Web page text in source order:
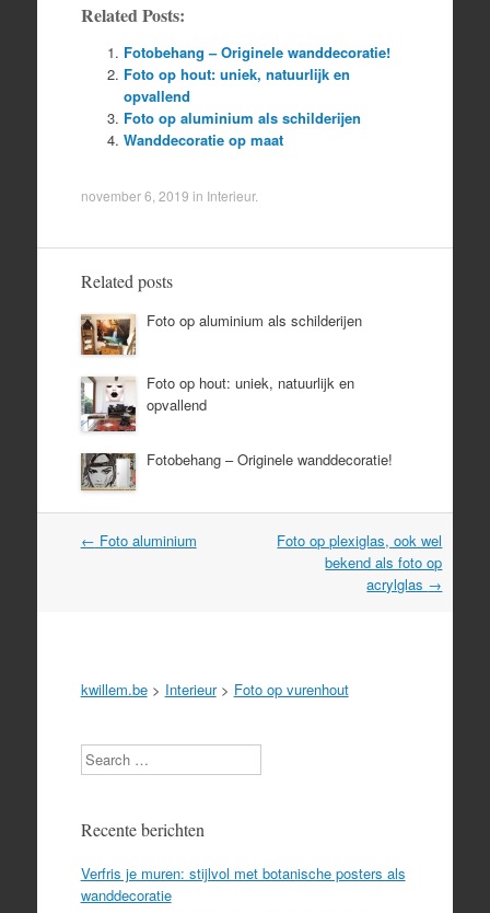
Related Posts:
Fotobehang – Originele wanddecoratie!
Foto op hout: uniek, natuurlijk en
opvallend
Foto op aluminium als schilderijen
Wanddecoratie op maat
november 6, 2019 in Interieur.
Related posts
Foto op aluminium als schilderijen
Foto op hout: uniek, natuurlijk en
opvallend
Fotobehang – Originele wanddecoratie!
Post
← Foto aluminium
Foto op plexiglas, ook wel
bekend als foto op
acrylglas →
kwillem.be> Interieur> Foto op vurenhout
Search
Recente berichten
Verfris je muren: stijlvol met botanische posters als
wanddecoratie